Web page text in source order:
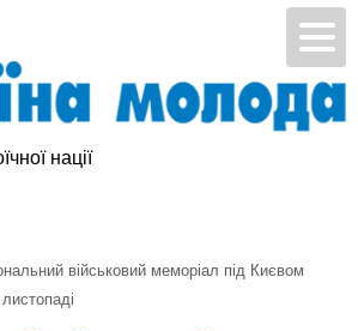
нації
військовий меморіал під Києвом